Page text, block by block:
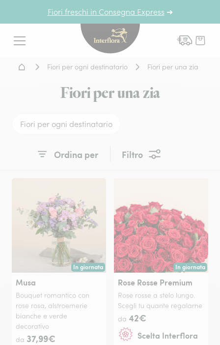
Fiori freschi in Consegna Express ➜
Menu
Interflora - fiori a
Home - Fiori a domicilio
Fiori per ogni destinatario Fiori per una zia
Fiori per una zia
Fiori per ogni destinatario
Ordina per Filtro
In giornata
Consegna disponibile oggi o in data a tua scelta.
Musa
Bouquet romantico con
rose rosa, alstroemerie
bianche e verde
decorativo
da 37,99€
In giornata
Consegna
Rose Rosse Premium
Rose rosse a stelo lungo.
Scegli tu quante regalarne
da 42€
Scelta Interflora